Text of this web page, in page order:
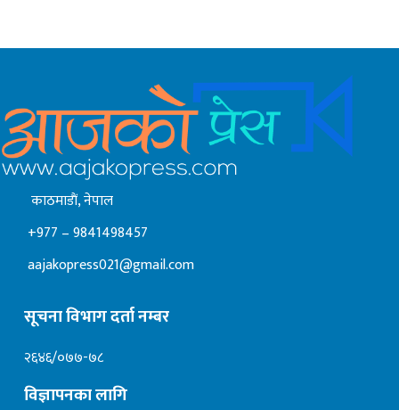
काठमाडाैं, नेपाल
+977 – 9841498457
aajakopress021@gmail.com
सूचना विभाग दर्ता नम्बर
२६४६/०७७-७८
विज्ञापनका लागि